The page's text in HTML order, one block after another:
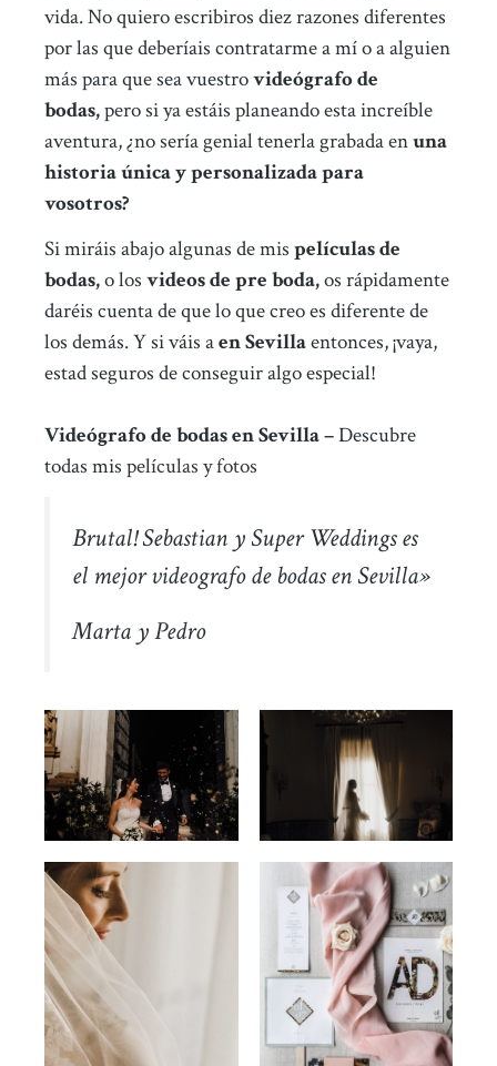
vida. No quiero escribiros diez razones diferentes
por las que deberíais contratarme a mí o a alguien
más para que sea vuestrovideógrafo de
bodas,pero si ya estáis planeando esta increíble
aventura, ¿no sería genial tenerla grabada enuna
historia única y personalizada para
vosotros?
Si miráis abajo algunas de mis películas de
bodas,o los videos de pre boda,os rápidamente
daréis cuenta de que lo que creo es diferente de
los demás. Y si váis aen Sevillaentonces, ¡vaya,
estad seguros de conseguir algo especial!
Videógrafo de bodas en Sevilla –Descubre
todas mis películas yfotos
Brutal! Sebastian y Super Weddings es
el mejor videografo de bodas en Sevilla»
Marta y Pedro